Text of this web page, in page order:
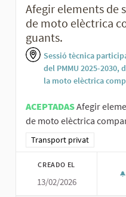
Afegir elements de
de moto elèctrica
guants.
Sessió tècnica
del PMMU 2025-
la moto elèctrica
ACEPTADASAfegir
de moto elèctrica
Resultados al filtrar por la
Transport privat
CREADO EL
13/02/2026